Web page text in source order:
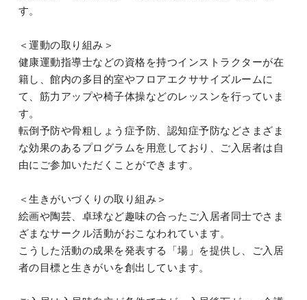
す。
＜運動の取り組み＞
健康運動指導士などの資格を持つインストラクターが在
籍し、館内の多目的室やフロアエクササイズルームに
て、筋力アップや椅子体操などのレッスンを行っていま
す。
転倒予防や骨粗しょう症予防、認知症予防などさまざま
な効果のあるプログラムを用意しており、ご入居者は自
由にご参加いただくことができます。
＜生きがいづくりの取り組み＞
絵画や陶芸、卓球など趣味の合ったご入居者同士でさま
ざまなサークル活動がおこなわれています。
こうした活動の成果を発表する「場」を提供し、ご入居
者の目標と生きがいを創出しています。